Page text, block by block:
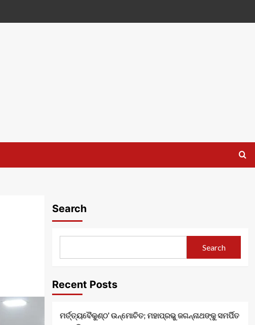
Search
Search
Recent Posts
ମର୍ତ୍ତ୍ୟବୈକୁଣ୍ଠ’ ଉନ୍ମୋଚିତ; ମହାପ୍ରଭୁ ଜଗନ୍ନାଥଙ୍କୁ ସମର୍ପିତ